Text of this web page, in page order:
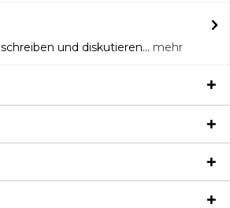
und diskutieren... mehr